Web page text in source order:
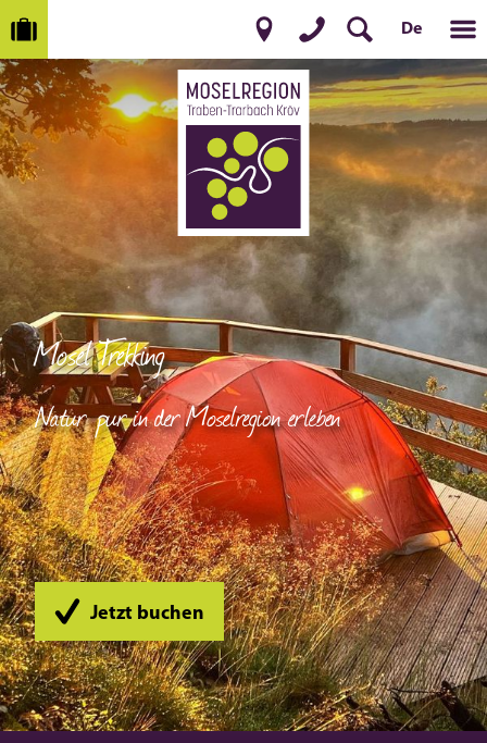
De
Mosel Trekking
Natur pur in der Moselregion erleben
Jetzt buchen